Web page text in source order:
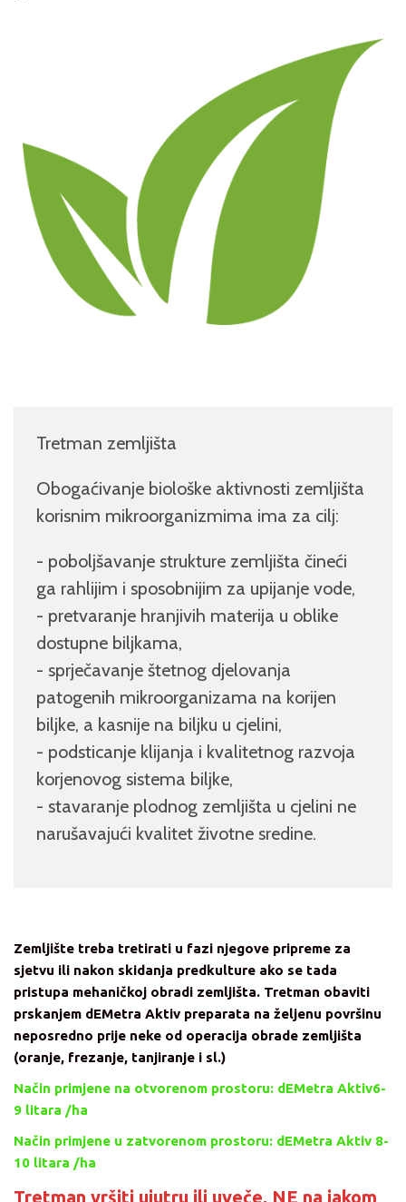
Tretman zemljišta
Obogaćivanje biološke aktivnosti zemljišta
korisnim mikroorganizmima ima za cilj:
- poboljšavanje strukture zemljišta čineći
ga rahlijim i sposobnijim za upijanje vode,
- pretvaranje hranjivih materija u oblike
dostupne biljkama,
- sprječavanje štetnog djelovanja
patogenih mikroorganizama na korijen
biljke, a kasnije na biljku u cjelini,
- podsticanje klijanja i kvalitetnog razvoja
korjenovog sistema biljke,
- stavaranje plodnog zemljišta u cjelini ne
narušavajući kvalitet životne sredine.
Zemljište treba tretirati u fazi njegove pripreme za
sjetvu ili nakon skidanja predkulture ako se tada
pristupa mehaničkoj obradi zemljišta. Tretman obaviti
prskanjem dEMetra Aktiv preparata na željenu površinu
neposredno prije neke od operacija obrade zemljišta
(oranje, frezanje, tanjiranje i sl.)
Način primjene na otvorenom prostoru: dEMetra Aktiv6-
9 litara /ha
Način primjene u zatvorenom prostoru: dEMetra Aktiv 8-
10 litara /ha
Tretman vršiti ujutru ili uveče, NE na jakom